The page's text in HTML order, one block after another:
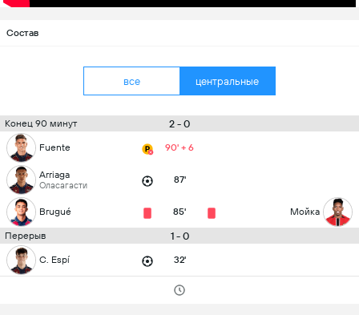
Состав
все центральные
Конец 90 минут 2 - 0
Fuente 90' + 6
Arriaga
Оласагасти 87'
Brugué 85' Мойка
Перерыв 1 - 0
C. Espí 32'